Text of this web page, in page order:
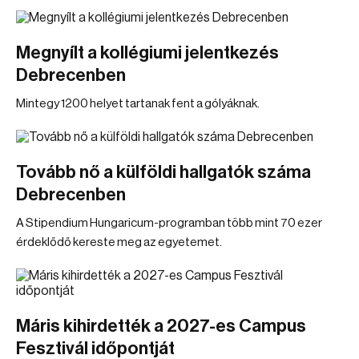
Megnyílt a kollégiumi jelentkezés
Debrecenben
Mintegy 1200 helyet tartanak fent a gólyáknak.
Tovább nő a külföldi hallgatók száma
Debrecenben
A Stipendium Hungaricum-programban több mint 70 ezer
érdeklődő kereste meg az egyetemet.
Máris kihirdették a 2027-es Campus
Fesztivál időpontját